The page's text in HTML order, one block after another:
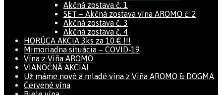
Akčná zostava č. 1
SET – Akčná zostava vína AROMO č. 2
Akčná zostava č. 3
Akčná zostava č. 4
HORÚCA AKCIA 3ks za 10 € !!!
Mimoriadna situácia – COVID-19
Vína z Viña AROMO
VIANOČNÁ AKCIA!
Už máme nové a mladé vína z Viña AROMO & DOGMA
Červené vína